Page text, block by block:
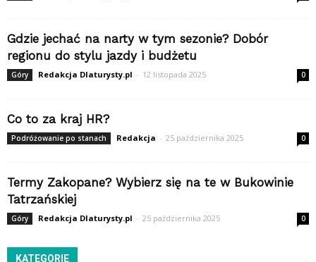
Gdzie jechać na narty w tym sezonie? Dobór
regionu do stylu jazdy i budżetu
Góry Redakcja Dlaturysty.pl - 12 listopada 2025 0
Co to za kraj HR?
Podróżowanie po stanach Redakcja - 25 października 2025 0
Termy Zakopane? Wybierz się na te w Bukowinie
Tatrzańskiej
Góry Redakcja Dlaturysty.pl - 25 października 2025 0
KATEGORIE